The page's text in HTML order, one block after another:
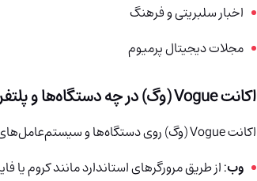
اخبار سلبریتی و فرهنگ
مجلات دیجیتال پرمیوم
اکانت Vogue (وگ) در چه دستگاه‌ها و پلتفرم‌های پشتیبانی‌ می شود؟
اکانت Vogue (وگ) روی دستگاه‌ها و سیستم‌عامل‌های متنوعی قابل استفاده است:
وب: از طریق مرورگرهای استاندارد مانند کروم یا